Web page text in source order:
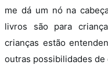
me dá um nó na
livros são para
crianças estão
outras possibilidades